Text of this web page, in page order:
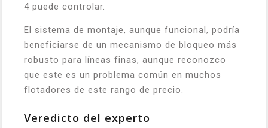
4 puede controlar.
El sistema de montaje, aunque funcional, podría
beneficiarse de un mecanismo de bloqueo más
robusto para líneas finas, aunque reconozco
que este es un problema común en muchos
flotadores de este rango de precio.
Veredicto del experto